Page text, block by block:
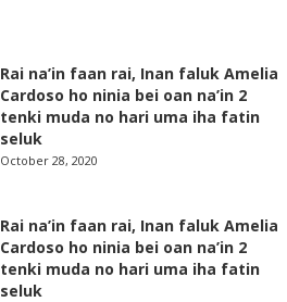
Rai na’in faan rai, Inan faluk Amelia
Cardoso ho ninia bei oan na’in 2
tenki muda no hari uma iha fatin
seluk
October 28, 2020
Rai na’in faan rai, Inan faluk Amelia
Cardoso ho ninia bei oan na’in 2
tenki muda no hari uma iha fatin
seluk